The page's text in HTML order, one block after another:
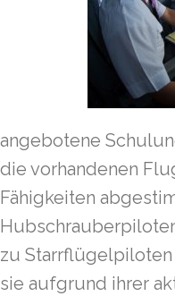
angebotene
die vorhandenen
Fähigkeiten
zu
sie aufgrund ihrer